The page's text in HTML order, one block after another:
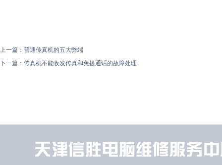
上一篇： 普通传真机的五大弊端
下一篇： 传真机不能收发传真和免提通话的故障处理